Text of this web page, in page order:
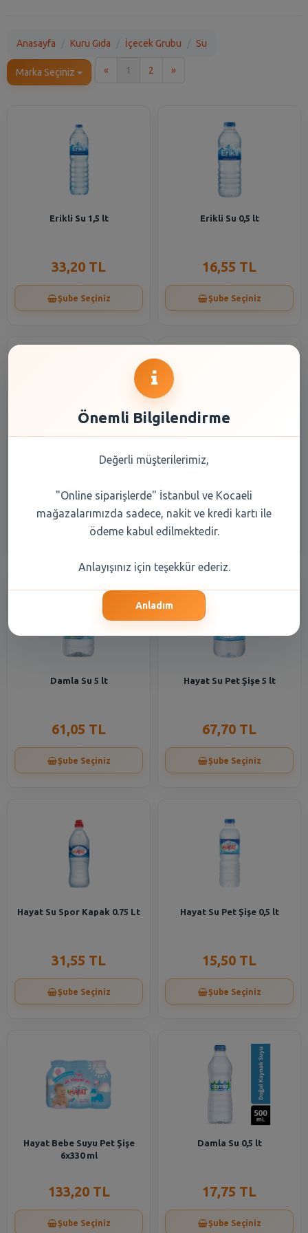
Anasayfa Kuru Gıda İçecek Grubu Su
Marka Seçiniz « 1 2 »Son
Erikli Su 1,5 lt
33,20 TL
Şube Seçiniz
Erikli Su 0,5 lt
16,55 TL
Şube Seçiniz
77,60 TL
Şube Seçiniz
24,90 TL
Şube Seçiniz
Damla Su 5 lt
61,05 TL
Şube Seçiniz
Hayat Su Pet Şişe 5 lt
67,70 TL
Şube Seçiniz
Hayat Su Spor Kapak 0.75 Lt
31,55 TL
Şube Seçiniz
Hayat Su Pet Şişe 0,5 lt
15,50 TL
Şube Seçiniz
Hayat Bebe Suyu Pet Şişe
6x330 ml
133,20 TL
Şube Seçiniz
Damla Su 0,5 lt
17,75 TL
Şube Seçiniz
Önemli Bilgilendirme
Değerli müşterilerimiz,
"Online siparişlerde" İstanbul ve Kocaeli
mağazalarımızda sadece, nakit ve kredi kartı ile
ödeme kabul edilmektedir.
Anlayışınız için teşekkür ederiz.
Anladım